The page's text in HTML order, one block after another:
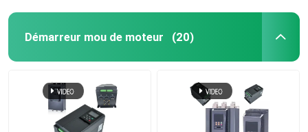
Démarreur mou de moteur (20)